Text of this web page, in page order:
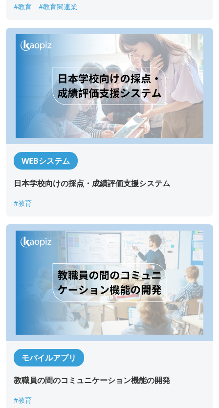
#教育 #教育関連業
WEBシステム
日本学校向けの採点・成績評価支援システム
#教育
モバイルアプリ
教職員の間のコミュニケーション機能の開発
#教育